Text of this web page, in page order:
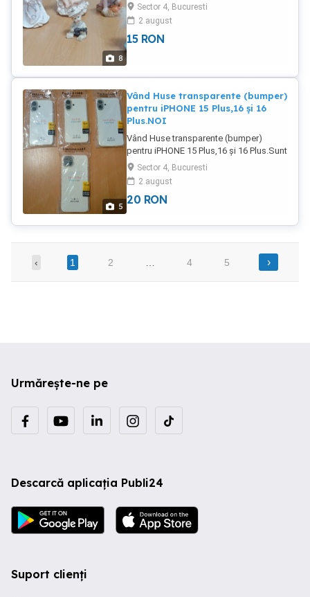
8
buna.Poze reale.
Sector 4, Bucuresti
2 august
15 RON
5
Vând Huse transparente (bumper)
pentru iPHONE 15 Plus,16 și 16
Plus.NOI
Vând Huse transparente (bumper)
pentru iPHONE 15 Plus,16 și 16 Plus.Sunt
noi.Pret 20 Lei BUCATA.
Sector 4, Bucuresti
2 august
20 RON
‹ 1 2 4 5 ›
Urmărește-ne pe
Descarcă aplicația Publi24
Suport clienți